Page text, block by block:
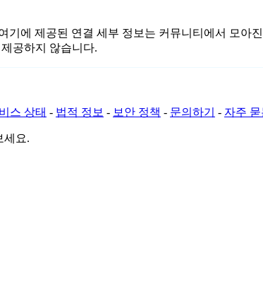
기에 제공된 연결 세부 정보는 커뮤니티에서 모아
공하지 않습니다.
스 상태 - 법적 정보 - 보안 정책 - 문의하기 - 자주
세요.